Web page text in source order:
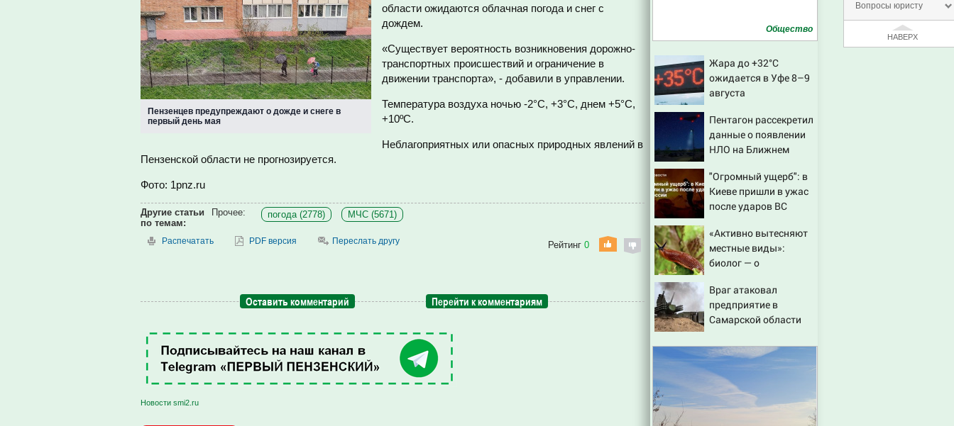
Вопросы юристу
НАВЕРХ
Пензенцев предупреждают о дожде и снеге в
первый день мая
области ожидаются облачная погода и снег с
дождем.
«Существует вероятность возникновения дорожно-
транспортных происшествий и ограничение в
движении транспорта», - добавили в управлении.
Температура воздуха ночью -2°С, +3°С, днем +5°С,
+10ºС.
Неблагоприятных или опасных природных явлений в
Пензенской области не прогнозируется.
Фото: 1pnz.ru
Другие статьи
по темам:
Прочее: погода (2778) МЧС (5671)
Распечатать PDF версия Переслать другу Рейтинг 0
Оставить комментарий Перейти к комментариям
Новости smi2.ru
Общество
Жара до +32°C
ожидается в Уфе 8–9
августа
Пентагон рассекретил
данные о появлении
НЛО на Ближнем
"Огромный ущерб": в
Киеве пришли в ужас
после ударов ВС
«Активно вытесняют
местные виды»:
биолог — о
испанских слизней и
эффективных
способах борьбы с
Враг атаковал
предприятие в
Самарской области